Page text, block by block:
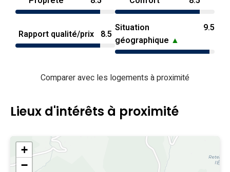
Rapport qualité/prix 8.5
Situation
géographique ▲
9.5
Comparer avec les logements à proximité
Lieux d'intérêts à proximité
+
−